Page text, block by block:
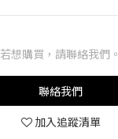
若想購買，請聯絡我們。
聯絡我們
加入追蹤清單